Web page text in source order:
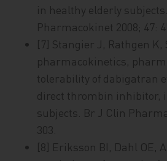
in healthy elderly
Pharmacokinet 2008; 47:
[7] Stangier J, Rathgen K,
pharmacokinetics,
tolerability of dabigatran
direct thrombin inhibitor,
subjects. Br J Clin
303.
[8] Eriksson BI, Dahl OE,